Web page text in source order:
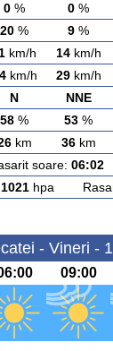
0 % 0 %
20 % 9 %
km/h 14km/h
km/h 29km/h
N NNE
58 % 53 %
km 36km
soare: 06:02
1021hpa
- Vineri -
09:00